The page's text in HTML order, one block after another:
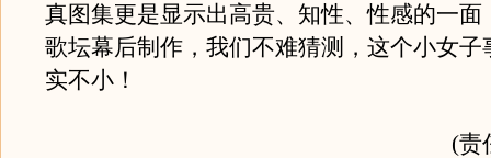
真图集更是显示出高贵、知性、性感的一面
歌坛幕后制作，我们不难猜测，这个小女子
实不小！
(责